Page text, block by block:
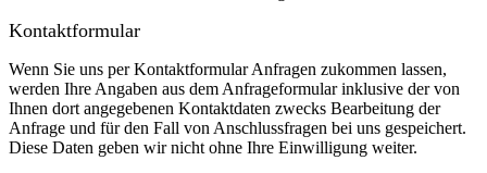
Kontaktformular
Wenn Sie uns per Kontaktformular Anfragen zukommen lassen,
werden Ihre Angaben aus dem Anfrageformular inklusive der von
Ihnen dort angegebenen Kontaktdaten zwecks Bearbeitung der
Anfrage und für den Fall von Anschlussfragen bei uns gespeichert.
Diese Daten geben wir nicht ohne Ihre Einwilligung weiter.